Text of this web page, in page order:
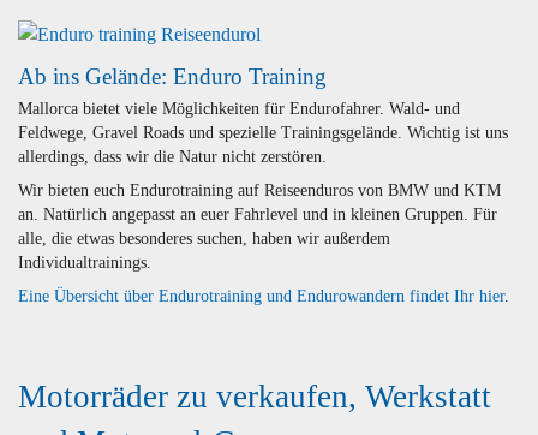
Ab ins Gelände: Enduro Training
Mallorca bietet viele Möglichkeiten für Endurofahrer. Wald- und
Feldwege, Gravel Roads und spezielle Trainingsgelände. Wichtig ist uns
allerdings, dass wir die Natur nicht zerstören.
Wir bieten euch Endurotraining auf Reiseenduros von BMW und KTM
an. Natürlich angepasst an euer Fahrlevel und in kleinen Gruppen. Für
alle, die etwas besonderes suchen, haben wir außerdem
Individualtrainings.
Eine Übersicht über Endurotraining und Endurowandern findet Ihr hier.
Motorräder zu verkaufen, Werkstatt